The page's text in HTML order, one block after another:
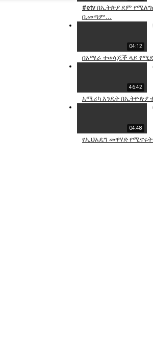
#etv በኢትጵያ ደም
ቢመጣም...
04:12
በአማራ ተወላጆች ላይ
46:42
አሜሪካ እንዴት በኢትዮጵያ
04:48
የኢህአዴግ መዋሃድ